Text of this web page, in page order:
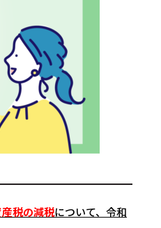
税の減税について、令和